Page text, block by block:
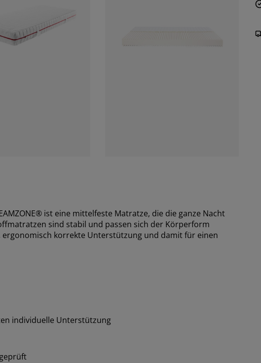
ist eine mittelfeste Matratze, die die ganze Nacht
sind stabil und passen sich der Körperform
korrekte Unterstützung und damit für einen
individuelle Unterstützung